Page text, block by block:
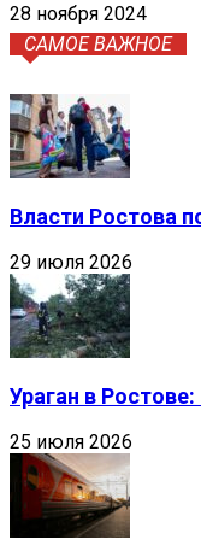
28 ноября 2024
САМОЕ ВАЖНОЕ
Власти Ростова
29 июля 2026
Ураган в
25 июля 2026